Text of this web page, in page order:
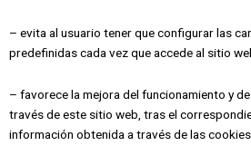
– evita al usuario tener que configurar las
predefinidas cada vez que accede al sitio
– favorece la mejora del funcionamiento y
través de este sitio web, tras el
información obtenida a través de las